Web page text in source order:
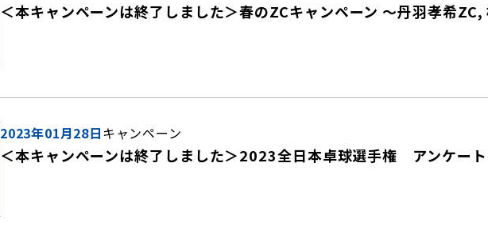
＜本キャンペーンは終了しました＞春のZCキャンペーン ～丹羽孝希
2023年01月28日キャンペーン
＜本キャンペーンは終了しました＞2023全日本卓球選手権 アンケート